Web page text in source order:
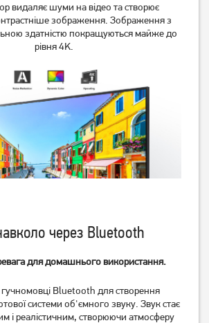
Телевізор OzoneHD
40FSN93T2
9 729грн
7 779грн
видаляє шуми на відео та створює
зображення. Зображення з
здатністю покращуються майже до
рівня 4K.
через Bluetooth
для домашнього використання.
гучномовці Bluetooth для створення
системи об'ємного звуку. Звук стає
і реалістичним, створюючи атмосферу